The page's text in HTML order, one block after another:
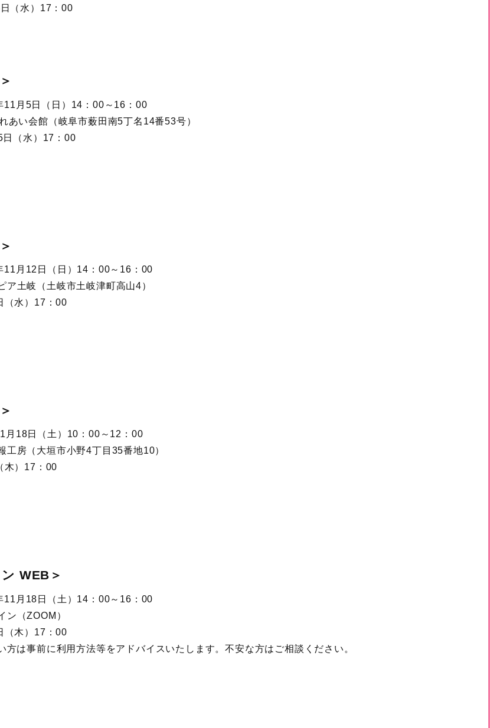
水）17：00
月5日（日）14：00～16：00
あい会館（岐阜市薮田南5丁名14番53号）
（水）17：00
月12日（日）14：00～16：00
土岐（土岐市土岐津町高山4）
水）17：00
月18日（土）10：00～12：00
工房（大垣市小野4丁目35番地10）
）17：00
WEB＞
月18日（土）14：00～16：00
ン（ZOOM）
木）17：00
は事前に利用方法等をアドバイスいたします。不安な方はご相談ください。